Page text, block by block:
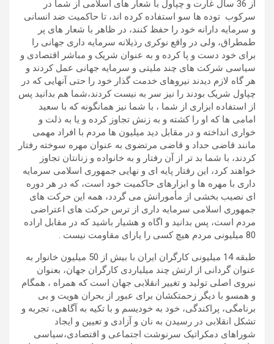
از 36 سال غارت و چپاول با شعار های اسلامی از شما در
سرکوب توده ها سو استفاده کرده اند، تا حاکمیت ضد انسانی
و سرمایه دارانه خود را حفظ کنند، در ظاهر با شعار های پر
طمطراق، ولی در واقع نوکری رذیلانه سرمایه داری جهانی را
برای خود دست و پا کرده و به عنوان شریک و مباشر اقتصادی و
سیاسی شرکت های چند ملیتی و سرمایه جهانی عمل کردند و
هر گاه لازم دیدند نیروهای خدمت گذار خود را حتی آنهایی که در
چپاول شریک بودند را نیز سر به نیست کردند،شما هم بدانید پس
از استفاده ابزاری از شما ، با شما نیز همانگونه که با سعید
امامی ها که او را کشته و به زنش تجاوز کرده و یا به ذلت و
خواری انداخته و در مقابل دید میلیون ها مردم با افراد مهمی
مانند قاضی حداد و قاضی مرتضوی به عنوان مهره سوخته رفتار
کردند، با شما بد تر از آن رفتار و به خانواده و زنانتان تجاوز
خواهند کرد، این رفتار پایه ای و نهایی جمهوری اسلامی سرمایه
داری با مهره ها و ابزارهای حاکمیت خود است، که در هر دوره
ای نصیب بخشی از مأمورانش می گردد، همه این حرکت های
جمهوری اسلامی سرمایه داری از ترس حرکت های اعتراضی
مردم است، پس بدانید و اگاه و هشیار باشید که در مقابل اراده
80 میلیونی مردم هیچ کسی را یارای مقاومت نیست .
طبقه 14 میلیونی کارگران ایران با بیش از 50 میلیون خانوار به
عنوان گردانی از ارتش چند میلیاردی کارگران جهان، بعنوان
نیروی اصلی تولید و تغییر انقلابی جهان است که همراه ، همگام
و همسو با دیگر زحمتکشان برای عبور از بحران هویت و بی
برنامگی، پراکندگی، خود به خودیسم و با تکیه به آگاهی، تجربه و
تشکل انقلابی در رسیدن به نان و آزادی و تعیین و ایجاد
شوراهای دمکراتیک سرنوشت اجتماعی و اقتصادی،سیاسی